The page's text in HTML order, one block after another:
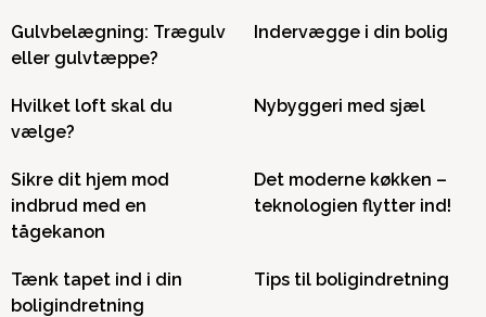
Gulvbelægning: Trægulv
eller gulvtæppe?
Indervægge i din bolig
Hvilket loft skal du
vælge?
Nybyggeri med sjæl
Sikre dit hjem mod
indbrud med en
tågekanon
Det moderne køkken –
teknologien flytter ind!
Tænk tapet ind i din
boligindretning
Tips til boligindretning